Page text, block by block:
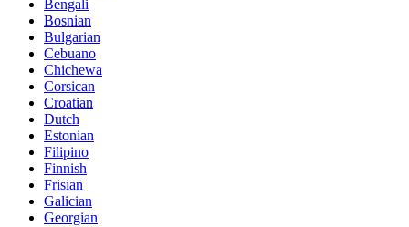
Bengali
Bosnian
Bulgarian
Cebuano
Chichewa
Corsican
Croatian
Dutch
Estonian
Filipino
Finnish
Frisian
Galician
Georgian